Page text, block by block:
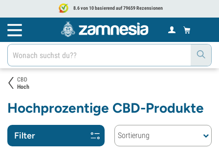
8.6 von 10 basierend auf 79659 Rezensionen
CBD
Hoch
Hochprozentige CBD-Produkte
Filter Sortierung